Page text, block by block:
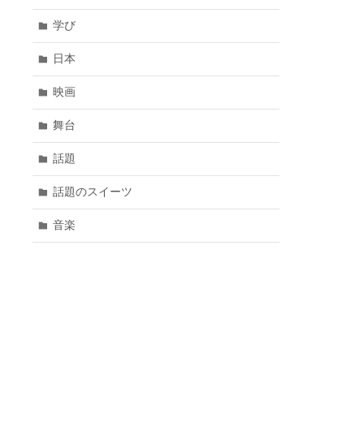
学び
日本
映画
舞台
話題
話題のスイーツ
音楽